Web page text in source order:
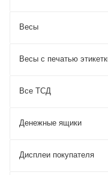
Весы
Весы с печатью
Все ТСД
Денежные ящики
Дисплеи покупателя